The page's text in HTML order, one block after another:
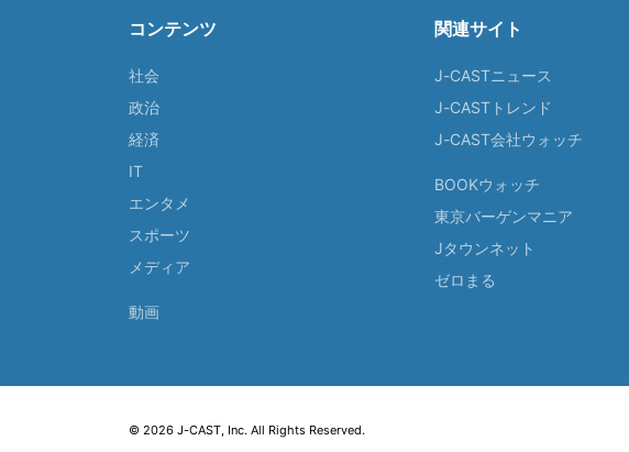
コンテンツ
社会
政治
経済
IT
エンタメ
スポーツ
メディア
動画
関連サイト
J-CASTニュース
J-CASTトレンド
J-CAST会社ウォッチ
BOOKウォッチ
東京バーゲンマニア
Jタウンネット
ゼロまる
© 2026 J-CAST, Inc. All Rights Reserved.